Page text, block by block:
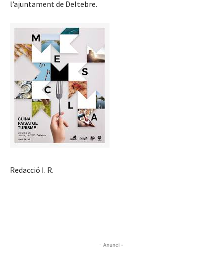
l’ajuntament de Deltebre.
Redacció I. R.
- Anunci -